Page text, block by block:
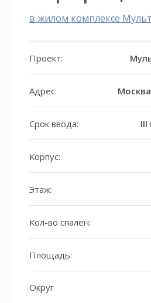
в жилом комплексе
Проект:
Адрес:
Срок ввода: III
Корпус:
Этаж:
Кол-во спален:
Площадь:
Округ